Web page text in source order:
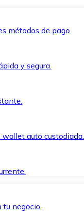
métodos de pago.
y segura.
auto custodiada.
negocio.